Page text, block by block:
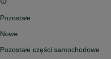
Pozostałe
Nowe
Pozostałe części samochodowe